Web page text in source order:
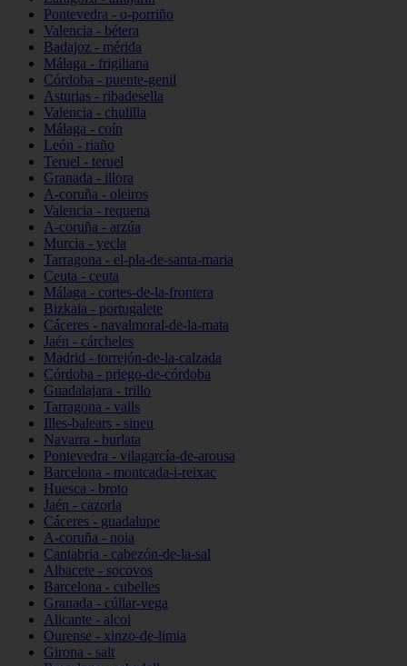
Pontevedra - o-porriño
Valencia - bétera
Badajoz - mérida
Málaga - frigiliana
Córdoba - puente-genil
Asturias - ribadesella
Valencia - chulilla
Málaga - coín
León - riaño
Teruel - teruel
Granada - illora
A-coruña - oleiros
Valencia - requena
A-coruña - arzúa
Murcia - yecla
Tarragona - el-pla-de-santa-maria
Ceuta - ceuta
Málaga - cortes-de-la-frontera
Bizkaia - portugalete
Cáceres - navalmoral-de-la-mata
Jaén - cárcheles
Madrid - torrejón-de-la-calzada
Córdoba - priego-de-córdoba
Guadalajara - trillo
Tarragona - valls
Illes-balears - sineu
Navarra - burlata
Pontevedra - vilagarcía-de-arousa
Barcelona - montcada-i-reixac
Huesca - broto
Jaén - cazorla
Cáceres - guadalupe
A-coruña - noia
Cantabria - cabezón-de-la-sal
Albacete - socovos
Barcelona - cubelles
Granada - cúllar-vega
Alicante - alcoi
Ourense - xinzo-de-limia
Girona - salt